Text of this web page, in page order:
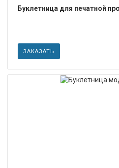
Буклетница для печатной
ЗАКАЗАТЬ